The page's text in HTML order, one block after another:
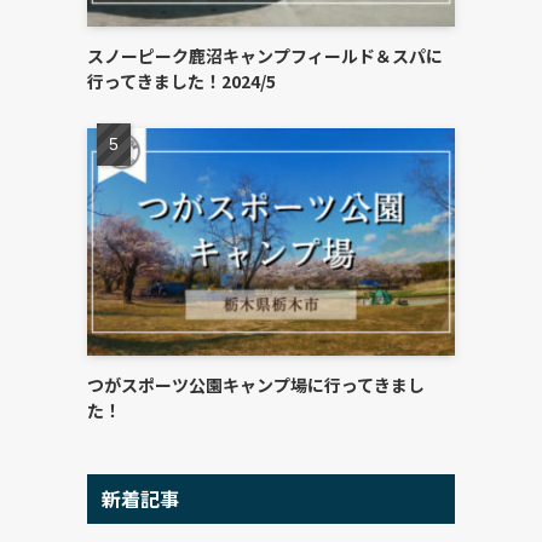
スノーピーク鹿沼キャンプフィールド＆スパに
行ってきました！2024/5
つがスポーツ公園キャンプ場に行ってきまし
た！
新着記事